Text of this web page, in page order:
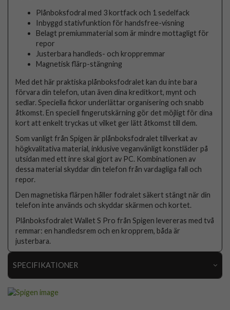
Plånboksfodral med 3 kortfack och 1 sedelfack
Inbyggd stativfunktion för handsfree-visning
Belagt premiummaterial som är mindre mottagligt för
repor
Justerbara handleds- och kroppremmar
Magnetisk flärp-stängning
Med det här praktiska plånboksfodralet kan du inte bara
förvara din telefon, utan även dina kreditkort, mynt och
sedlar. Speciella fickor underlättar organisering och snabb
åtkomst. En speciell fingerutskärning gör det möjligt för dina
kort att enkelt tryckas ut vilket ger lätt åtkomst till dem.
Som vanligt från Spigen är plånboksfodralet tillverkat av
högkvalitativa material, inklusive veganvänligt konstläder på
utsidan med ett inre skal gjort av PC. Kombinationen av
dessa material skyddar din telefon från vardagliga fall och
repor.
Den magnetiska flärpen håller fodralet säkert stängt när din
telefon inte används och skyddar skärmen och kortet.
Plånboksfodralet Wallet S Pro från Spigen levereras med två
remmar: en handledsrem och en kropprem, båda är
justerbara.
SPECIFIKATIONER